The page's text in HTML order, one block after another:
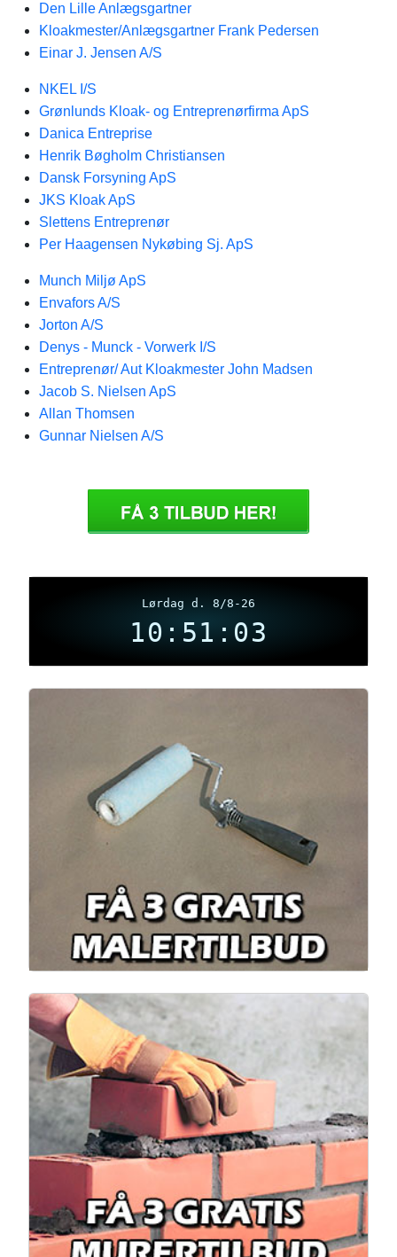
Den Lille Anlægsgartner
Kloakmester/Anlægsgartner Frank Pedersen
Einar J. Jensen A/S
NKEL I/S
Grønlunds Kloak- og Entreprenørfirma ApS
Danica Entreprise
Henrik Bøgholm Christiansen
Dansk Forsyning ApS
JKS Kloak ApS
Slettens Entreprenør
Per Haagensen Nykøbing Sj. ApS
Munch Miljø ApS
Envafors A/S
Jorton A/S
Denys - Munck - Vorwerk I/S
Entreprenør/ Aut Kloakmester John Madsen
Jacob S. Nielsen ApS
Allan Thomsen
Gunnar Nielsen A/S
Lørdag d. 8/8-26
10:51:04